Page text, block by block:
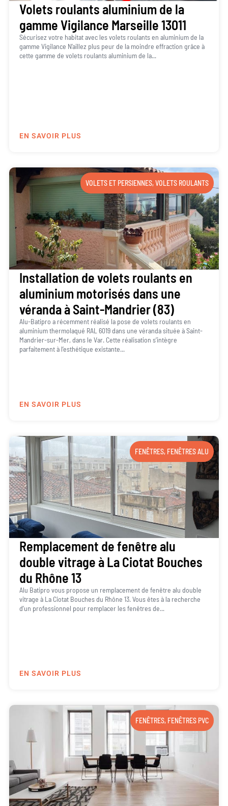
Volets roulants aluminium de la
gamme Vigilance Marseille 13011
Sécurisez votre habitat avec les volets roulants en aluminium de la
gamme Vigilance N’aillez plus peur de la moindre effraction grâce à
cette gamme de volets roulants aluminium de la...
EN SAVOIR PLUS
VOLETS ET PERSIENNES,VOLETS ROULANTS
Installation de volets roulants en
aluminium motorisés dans une
véranda à Saint-Mandrier (83)
Alu-Batipro a récemment réalisé la pose de volets roulants en
aluminium thermolaqué RAL 6019 dans une véranda située à Saint-
Mandrier-sur-Mer, dans le Var. Cette réalisation s’intègre
parfaitement à l’esthétique existante...
EN SAVOIR PLUS
FENÊTRES, FENÊTRES ALU
Remplacement de fenêtre alu
double vitrage à La Ciotat Bouches
du Rhône 13
Alu Batipro vous propose un remplacement de fenêtre alu double
vitrage à La Ciotat Bouches du Rhône 13. Vous êtes à la recherche
d’un professionnel pour remplacer les fenêtres de...
EN SAVOIR PLUS
FENÊTRES, FENÊTRES PVC